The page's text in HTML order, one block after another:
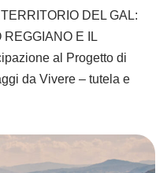
DEL GAL:
REGGIANO E IL
al Progetto di
da Vivere – tutela e